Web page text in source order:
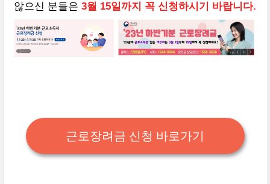
않으신 분들은 3월 15일까지 꼭 신청하시기 바랍니다.
근로장려금 신청 바로가기